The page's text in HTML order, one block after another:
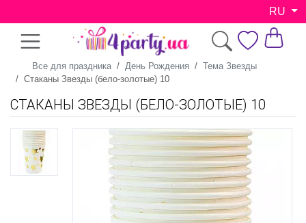
RU
Все для праздника День Рождения
Тема Звезды
Стаканы Звезды (бело-золотые) 10
СТАКАНЫ ЗВЕЗДЫ (БЕЛО-ЗОЛОТЫЕ) 10